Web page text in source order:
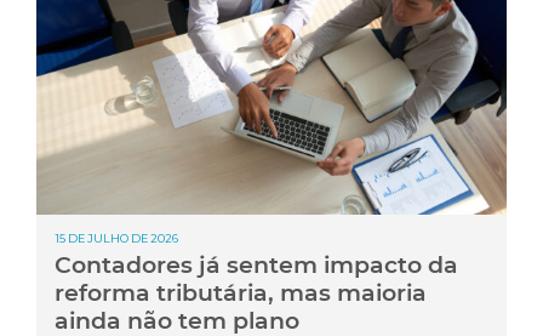
15 DE JULHO DE 2026
Contadores já sentem impacto da
reforma tributária, mas maioria
ainda não tem plano